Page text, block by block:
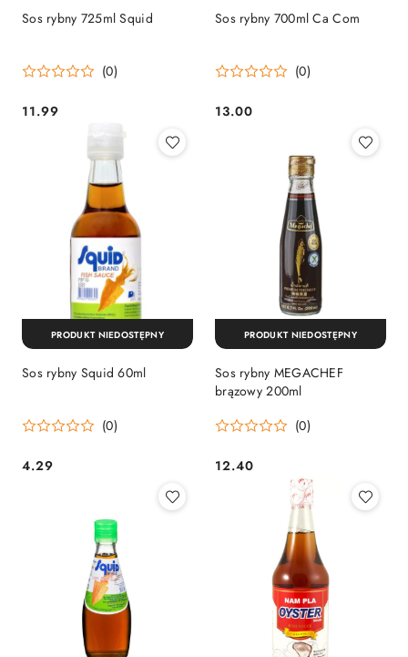
Sos rybny 725ml Squid
(0)
Cena:
11.99
Sos rybny 700ml Ca Com
(0)
Cena:
13.00
Sos rybny Squid 60ml
(0)
Cena:
4.29
PRODUKT NIEDOSTĘPNY
Sos rybny MEGACHEF
brązowy 200ml
(0)
Cena:
12.40
PRODUKT NIEDOSTĘPNY